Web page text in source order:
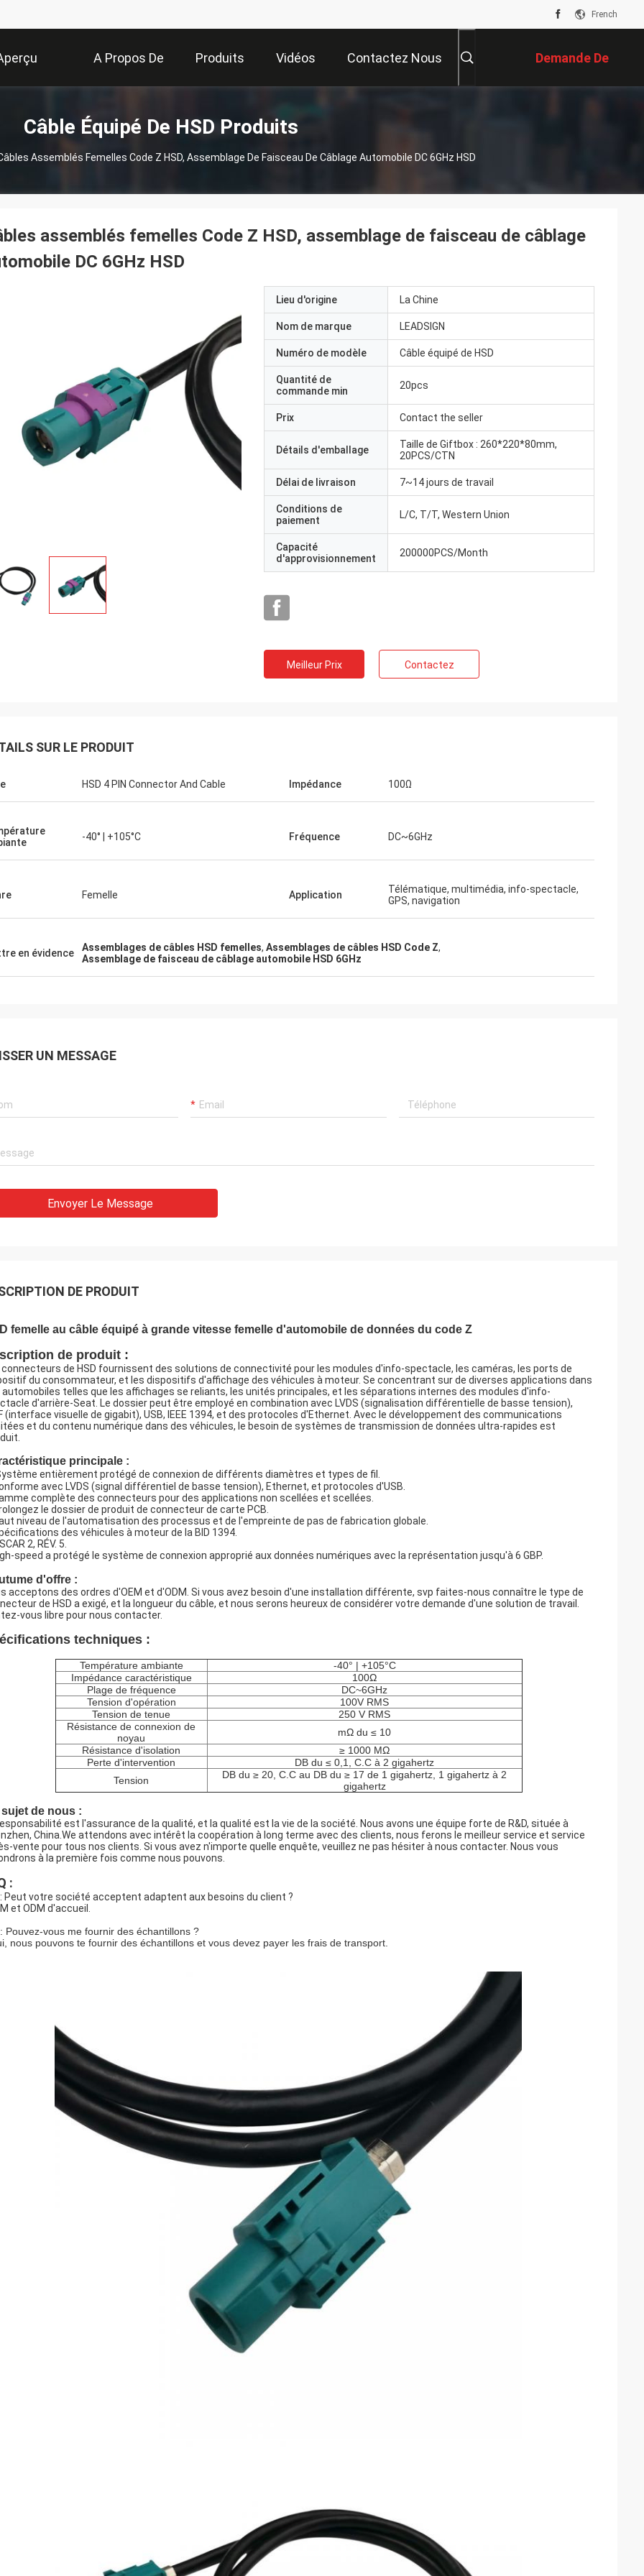
French
A Propos De
Nous
Produits Vidéos Contactez Nous Demande De
Soumission
Câble Équipé De HSD Produits
Assemblés Femelles Code Z HSD, Assemblage De Faisceau De Câblage Automobile DC 6GHz HSD
assemblés femelles Code Z HSD, assemblage de faisceau de câblage
DC 6GHz HSD
Lieu d'origine La Chine
Nom de marque LEADSIGN
Numéro de modèle Câble équipé de HSD
Quantité de
commande min
20pcs
Prix Contact the seller
Détails d'emballage
Taille de Giftbox : 260*220*80mm,
20PCS/CTN
Délai de livraison 7~14 jours de travail
Conditions de
paiement
L/C, T/T, Western Union
Capacité
d'approvisionnement
200000PCS/Month
Meilleur Prix Contactez
SUR LE PRODUIT
HSD 4 PIN Connector And Cable Impédance 100Ω
-40° | +105°C Fréquence DC~6GHz
Femelle Application
Télématique, multimédia, info-spectacle,
GPS, navigation
en évidence Assemblages de câbles HSD femelles, Assemblages de câbles HSD Code Z,
Assemblage de faisceau de câblage automobile HSD 6GHz
UN MESSAGE
Envoyer Le Message
DE PRODUIT
femelle au câble équipé à grande vitesse femelle d'automobile de données du code Z
de produit :
connecteurs de HSD fournissent des solutions de connectivité pour les modules d'info-spectacle, les caméras, les ports de
du consommateur, et les dispositifs d'affichage des véhicules à moteur. Se concentrant sur de diverses applications dans
automobiles telles que les affichages se reliants, les unités principales, et les séparations internes des modules d'info-
d'arrière-Seat. Le dossier peut être employé en combination avec LVDS (signalisation différentielle de basse tension),
(interface visuelle de gigabit), USB, IEEE 1394, et des protocoles d'Ethernet. Avec le développement des communications
et du contenu numérique dans des véhicules, le besoin de systèmes de transmission de données ultra-rapides est
principale :
entièrement protégé de connexion de différents diamètres et types de fil.
avec LVDS (signal différentiel de basse tension), Ethernet, et protocoles d'USB.
complète des connecteurs pour des applications non scellées et scellées.
le dossier de produit de connecteur de carte PCB.
niveau de l'automatisation des processus et de l'empreinte de pas de fabrication globale.
des véhicules à moteur de la BID 1394.
2, RÉV. 5.
speed a protégé le système de connexion approprié aux données numériques avec la représentation jusqu'à 6 GBP.
d'offre :
acceptons des ordres d'OEM et d'ODM. Si vous avez besoin d'une installation différente, svp faites-nous connaître le type de
de HSD a exigé, et la longueur du câble, et nous serons heureux de considérer votre demande d'une solution de travail.
vous libre pour nous contacter.
techniques :
Température ambiante
-40° | +105°C
Impédance caractéristique
100Ω
Plage de fréquence
DC~6GHz
Tension d'opération
100V RMS
Tension de tenue
250 V RMS
Résistance de connexion de
noyau
mΩ du ≤ 10
Résistance d'isolation
≥ 1000 MΩ
Perte d'intervention
DB du ≤ 0,1, C.C à 2 gigahertz
Tension
DB du ≥ 20, C.C au DB du ≥ 17 de 1 gigahertz, 1 gigahertz à 2
gigahertz
de nous :
est l'assurance de la qualité, et la qualité est la vie de la société. Nous avons une équipe forte de R&D, située à
China.We attendons avec intérêt la coopération à long terme avec des clients, nous ferons le meilleur service et service
vente pour tous nos clients. Si vous avez n'importe quelle enquête, veuillez ne pas hésiter à nous contacter. Nous vous
à la première fois comme nous pouvons.
:
: Peut votre société acceptent adaptent aux besoins du client ?
et ODM d'accueil.
: Pouvez-vous me fournir des échantillons ?
nous pouvons te fournir des échantillons et vous devez payer les frais de transport.